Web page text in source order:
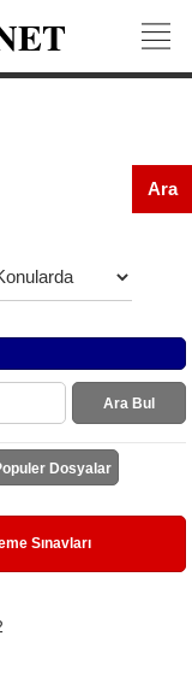
Ara
Ara Bul
Dosyalar
Sınavları